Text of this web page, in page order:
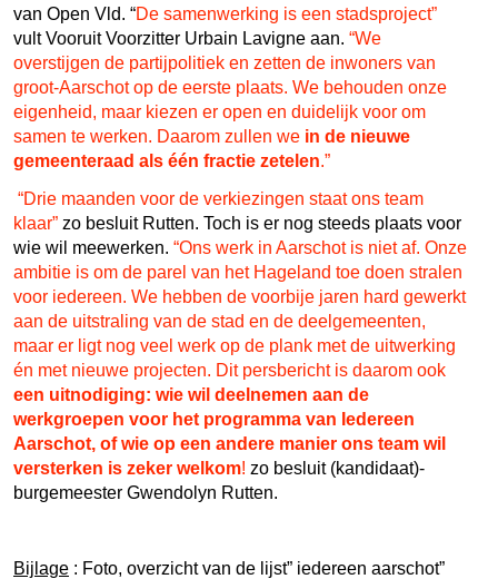
van Open Vld. “De samenwerking is een stadsproject”
vult Vooruit Voorzitter Urbain Lavigne aan. “We
overstijgen de partijpolitiek en zetten de inwoners van
groot-Aarschot op de eerste plaats. We behouden onze
eigenheid, maar kiezen er open en duidelijk voor om
samen te werken. Daarom zullen we in de nieuwe
gemeenteraad als één fractie zetelen.”
“Drie maanden voor de verkiezingen staat ons team
klaar” zo besluit Rutten. Toch is er nog steeds plaats voor
wie wil meewerken. “Ons werk in Aarschot is niet af. Onze
ambitie is om de parel van het Hageland toe doen stralen
voor iedereen. We hebben de voorbije jaren hard gewerkt
aan de uitstraling van de stad en de deelgemeenten,
maar er ligt nog veel werk op de plank met de uitwerking
én met nieuwe projecten. Dit persbericht is daarom ook
een uitnodiging: wie wil deelnemen aan de
werkgroepen voor het programma van Iedereen
Aarschot, of wie op een andere manier ons team wil
versterken is zeker welkom! zo besluit (kandidaat)-
burgemeester Gwendolyn Rutten.
Bijlage : Foto, overzicht van de lijst” iedereen aarschot”